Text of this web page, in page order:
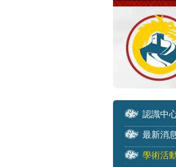
認識中
最新消息
學術活